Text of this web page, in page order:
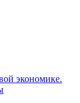
экономике.